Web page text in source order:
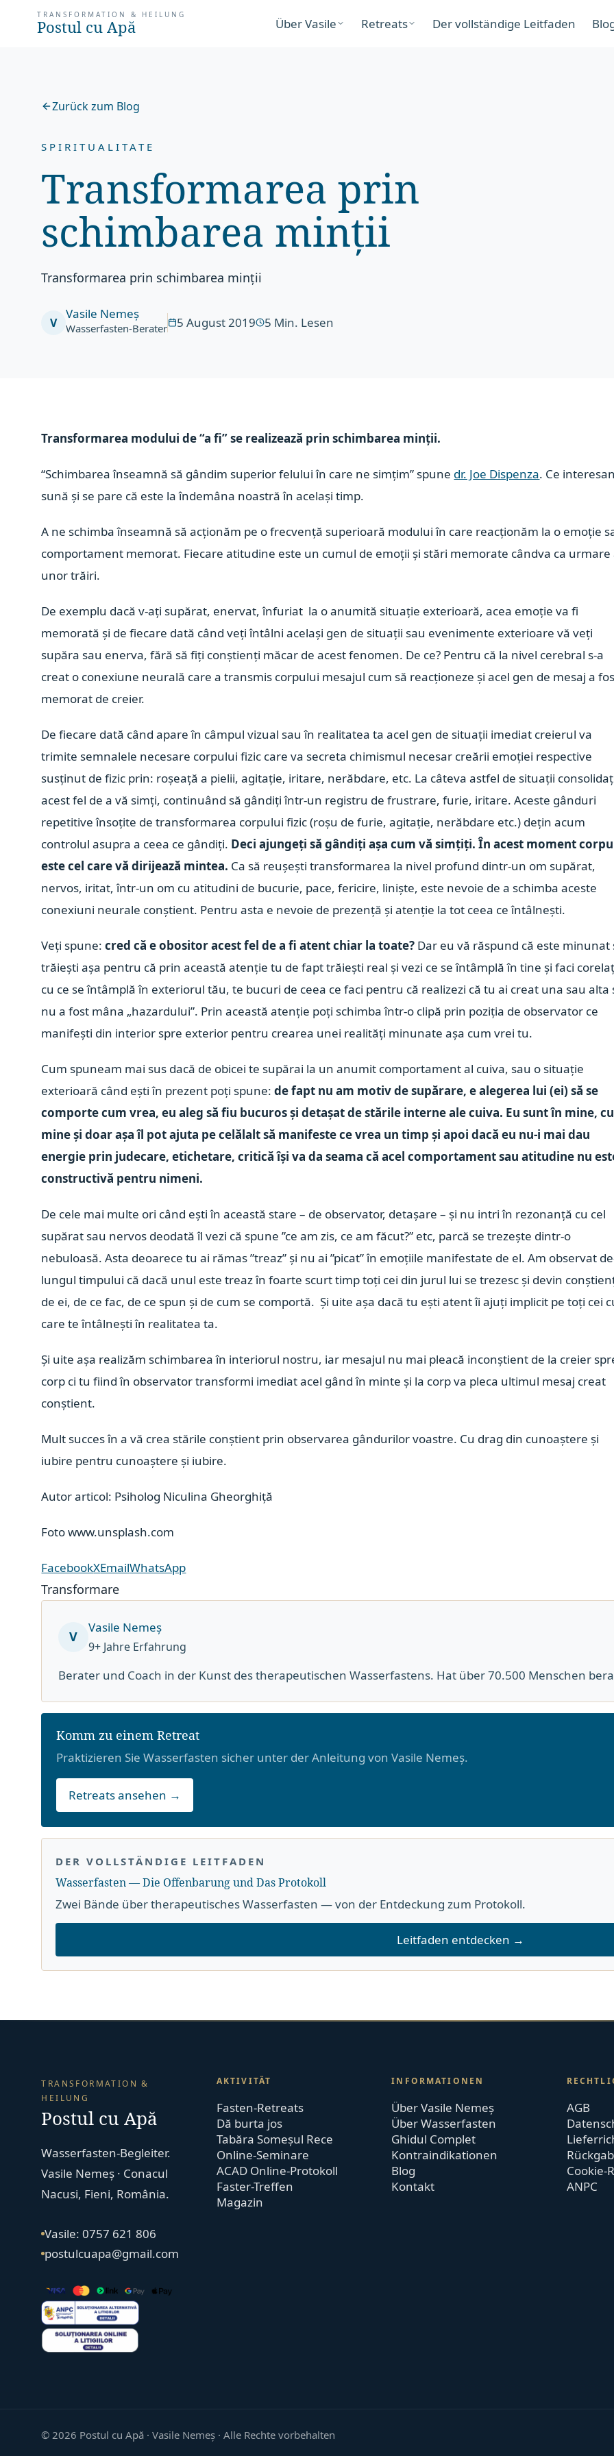
TRANSFORMATION & HEILUNG
Postul cu Apă Über Vasile Retreats Der vollständige Leitfaden
Zurück zum Blog
SPIRITUALITATE
Transformarea prin
schimbarea minții
Transformarea prin schimbarea minții
V
Vasile Nemeș
Wasserfasten-Berater 5 August 2019 5 Min. Lesen
Transformarea modului de “a fi” se realizează prin schimbarea minții.
“Schimbarea înseamnă să gândim superior felului în care ne simțim” spune dr. Joe Dispenza. Ce
sună și se pare că este la îndemâna noastră în același timp.
A ne schimba înseamnă să acționăm pe o frecvență superioară modului în care reacționăm la o emoție
comportament memorat. Fiecare atitudine este un cumul de emoții și stări memorate cândva ca urmare
unor trăiri.
De exemplu dacă v-ați supărat, enervat, înfuriat la o anumită situație exterioară, acea emoție va fi
memorată și de fiecare dată când veți întâlni același gen de situații sau evenimente exterioare vă veți
supăra sau enerva, fără să fiți conștienți măcar de acest fenomen. De ce? Pentru că la nivel cerebral s-a
creat o conexiune neurală care a transmis corpului mesajul cum să reacționeze și acel gen de mesaj a
memorat de creier.
De fiecare dată când apare în câmpul vizual sau în realitatea ta acel gen de situații imediat creierul va
trimite semnalele necesare corpului fizic care va secreta chimismul necesar creării emoției respective
susținut de fizic prin: roșeață a pielii, agitație, iritare, nerăbdare, etc. La câteva astfel de situații
acest fel de a vă simți, continuând să gândiți într-un registru de frustrare, furie, iritare. Aceste gânduri
repetitive însoțite de transformarea corpului fizic (roșu de furie, agitație, nerăbdare etc.) dețin acum
controlul asupra a ceea ce gândiți. Deci ajungeți să gândiți așa cum vă simțiți. În acest moment
este cel care vă dirijează mintea. Ca să reușești transformarea la nivel profund dintr-un om supărat,
nervos, iritat, într-un om cu atitudini de bucurie, pace, fericire, liniște, este nevoie de a schimba aceste
conexiuni neurale conștient. Pentru asta e nevoie de prezență și atenție la tot ceea ce întâlnești.
Veți spune:cred că e obositor acest fel de a fi atent chiar la toate? Dar eu vă răspund că este minunat
trăiești așa pentru că prin această atenție tu de fapt trăiești real și vezi ce se întâmplă în tine și faci
cu ce se întâmplă în exteriorul tău, te bucuri de ceea ce faci pentru că realizezi că tu ai creat una sau alta
nu a fost mâna „hazardului”. Prin această atenție poți schimba într-o clipă prin poziția de observator ce
manifești din interior spre exterior pentru crearea unei realități minunate așa cum vrei tu.
Cum spuneam mai sus dacă de obicei te supărai la un anumit comportament al cuiva, sau o situație
exterioară când ești în prezent poți spune:de fapt nu am motiv de supărare, e alegerea lui (ei) să se
comporte cum vrea, eu aleg să fiu bucuros și detașat de stările interne ale cuiva. Eu sunt în mine, cu
mine și doar așa îl pot ajuta pe celălalt să manifeste ce vrea un timp și apoi dacă eu nu-i mai dau
energie prin judecare, etichetare, critică își va da seama că acel comportament sau atitudine nu
constructivă pentru nimeni.
De cele mai multe ori când ești în această stare – de observator, detașare – și nu intri în rezonanță cu cel
supărat sau nervos deodată îl vezi că spune ”ce am zis, ce am făcut?” etc, parcă se trezește dintr-o
nebuloasă. Asta deoarece tu ai rămas ”treaz” și nu ai ”picat” în emoțiile manifestate de el. Am observat
lungul timpului că dacă unul este treaz în foarte scurt timp toți cei din jurul lui se trezesc și devin
de ei, de ce fac, de ce spun și de cum se comportă. Și uite așa dacă tu ești atent îi ajuți implicit pe toți cei
care te întâlnești în realitatea ta.
Și uite așa realizăm schimbarea în interiorul nostru, iar mesajul nu mai pleacă inconștient de la creier
corp ci tu fiind în observator transformi imediat acel gând în minte și la corp va pleca ultimul mesaj creat
conștient.
Mult succes în a vă crea stările conștient prin observarea gândurilor voastre. Cu drag din cunoaștere și
iubire pentru cunoaștere și iubire.
Autor articol: Psiholog Niculina Gheorghiță
Foto www.unsplash.com
FacebookXEmailWhatsApp
Transformare
V
Vasile Nemeș
9+ Jahre Erfahrung
Berater und Coach in der Kunst des therapeutischen Wasserfastens. Hat über 70.500 Menschen
Komm zu einem Retreat
Praktizieren Sie Wasserfasten sicher unter der Anleitung von Vasile Nemeș.
Retreats ansehen →
DER VOLLSTÄNDIGE LEITFADEN
Wasserfasten — Die Offenbarung und Das Protokoll
Zwei Bände über therapeutisches Wasserfasten — von der Entdeckung zum Protokoll.
Leitfaden entdecken →
TRANSFORMATION &
HEILUNG
Postul cu Apă
Wasserfasten-Begleiter.
Vasile Nemeș · Conacul
Nacusi, Fieni, România.
Vasile: 0757 621 806
postulcuapa@gmail.com
AKTIVITÄT
Fasten-Retreats
Dă burta jos
Tabăra Someșul Rece
Online-Seminare
ACAD Online-Protokoll
Faster-Treffen
Magazin
INFORMATIONEN
Über Vasile Nemeș
Über Wasserfasten
Ghidul Complet
Kontraindikationen
Blog
Kontakt
AGB
Cookie-
ANPC
©2026 Postul cu Apă · Vasile Nemeș ·Alle Rechte vorbehalten